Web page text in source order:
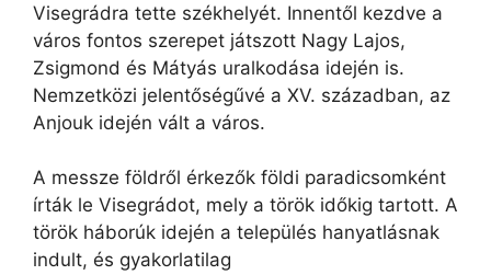
Visegrádra tette székhelyét. Innentől kezdve a
város fontos szerepet játszott Nagy Lajos,
Zsigmond és Mátyás uralkodása idején is.
Nemzetközi jelentőségűvé a XV. században, az
Anjouk idején vált a város.
A messze földről érkezők földi paradicsomként
írták le Visegrádot, mely a török időkig tartott. A
török háborúk idején a település hanyatlásnak
indult, és gyakorlatilag